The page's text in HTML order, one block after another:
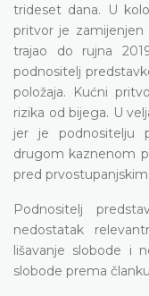
trideset dana. U
pritvor je
trajao do rujna
podnositelj
položaja. Kućni
rizika od bijega. U
jer je podnositelju
drugom kaznenom
pred
Podnositelj
nedostatak
lišavanje slobode i
slobode prema